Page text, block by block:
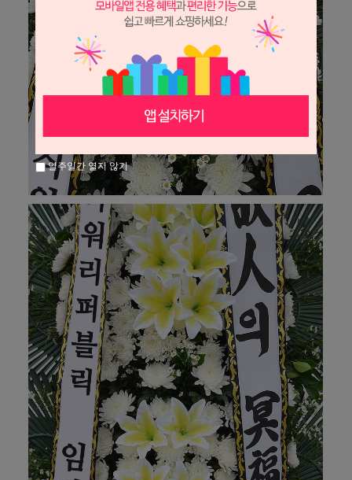
일주일간 열지 않기